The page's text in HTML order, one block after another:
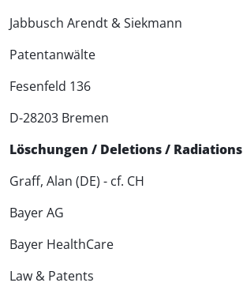
Jabbusch Arendt & Siekmann
Patentanwälte
Fesenfeld 136
D-28203 Bremen
Löschungen / Deletions / Radiations
Graff, Alan (DE) - cf. CH
Bayer AG
Bayer HealthCare
Law & Patents